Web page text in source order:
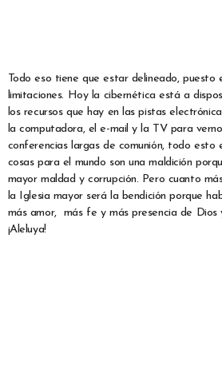
Todo eso tiene que estar delineado, puesto
limitaciones. Hoy la cibernética está a
los recursos que hay en las pistas
la computadora, el e-mail y la TV para
conferencias largas de comunión, todo esto
cosas para el mundo son una maldición
mayor maldad y corrupción. Pero cuanto
la Iglesia mayor será la bendición porque
más amor, más fe y más presencia de Dios
¡Aleluya!